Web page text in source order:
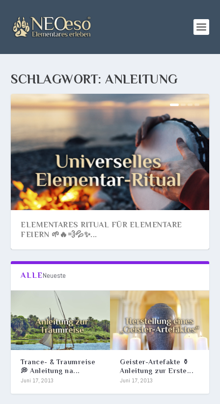
SCHLAGWORT:ANLEITUNG
ELEMENTARES RITUAL FÜR ELEMENTARE
FEIERN 🌱🔥💨💦✨...
FENCHEL-ELIXIER 🍵 KRÄUTER-ELIXIER
GEISTER-ARTEFAKTE ⚱️ ANLEITUNG ZUR
TRANCE- & TRAUMREISE 💭 ANLEITUNG NACH
ALLENeueste
Trance- & Traumreise
💭 Anleitung na...
Juni 17, 2013
Geister-Artefakte ⚱️
Anleitung zur Erste...
Juni 17, 2013